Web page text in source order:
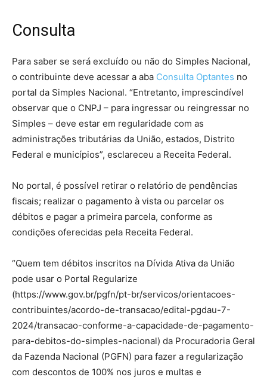
Consulta
Para saber se será excluído ou não do Simples Nacional,
o contribuinte deve acessar a aba Consulta Optantes no
portal da Simples Nacional. “Entretanto, imprescindível
observar que o CNPJ – para ingressar ou reingressar no
Simples – deve estar em regularidade com as
administrações tributárias da União, estados, Distrito
Federal e municípios”, esclareceu a Receita Federal.
No portal, é possível retirar o relatório de pendências
fiscais; realizar o pagamento à vista ou parcelar os
débitos e pagar a primeira parcela, conforme as
condições oferecidas pela Receita Federal.
“Quem tem débitos inscritos na Dívida Ativa da União
pode usar o Portal Regularize
(https://www.gov.br/pgfn/pt-br/servicos/orientacoes-
contribuintes/acordo-de-transacao/edital-pgdau-7-
2024/transacao-conforme-a-capacidade-de-pagamento-
para-debitos-do-simples-nacional) da Procuradoria Geral
da Fazenda Nacional (PGFN) para fazer a regularização
com descontos de 100% nos juros e multas e